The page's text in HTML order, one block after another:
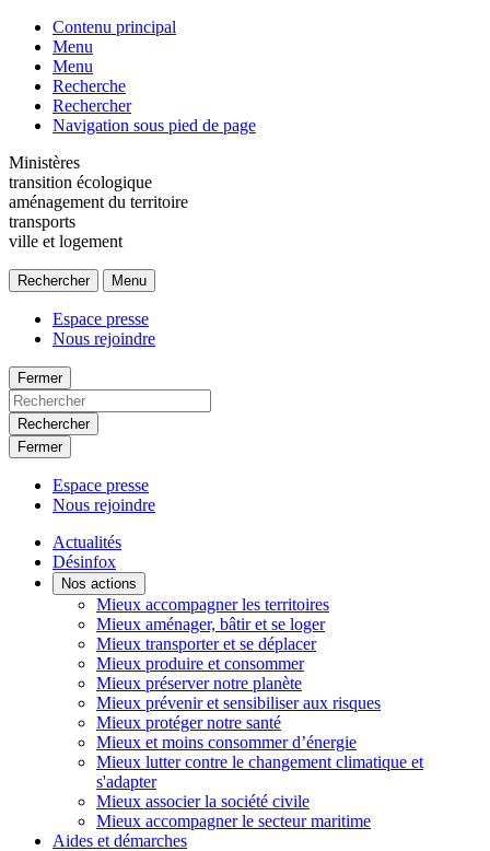
Contenu principal
Menu
Menu
Recherche
Rechercher
Navigation sous pied de page
Ministères
transition écologique
aménagement du territoire
transports
ville et logement
Rechercher Menu
Espace presse
Nous rejoindre
Fermer
Rechercher
Fermer
Espace presse
Nous rejoindre
Actualités
Désinfox
Nos actions
Mieux accompagner les territoires
Mieux aménager, bâtir et se loger
Mieux transporter et se déplacer
Mieux produire et consommer
Mieux préserver notre planète
Mieux prévenir et sensibiliser aux risques
Mieux protéger notre santé
Mieux et moins consommer d’énergie
Mieux lutter contre le changement climatique et
s'adapter
Mieux associer la société civile
Mieux accompagner le secteur maritime
Aides et démarches